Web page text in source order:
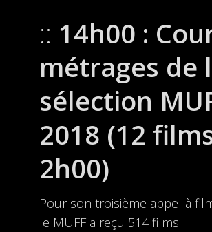
14h00 :
métrages de
sélection
2018 (12
2h00)
Pour son troisième appel à
le MUFF a reçu 514 films.